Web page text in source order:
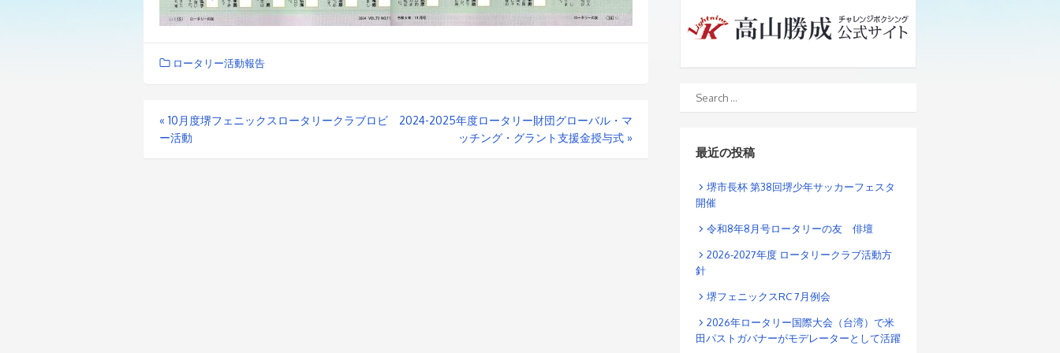
ロータリー活動報告
« 10月度堺フェニックスロータリークラブロビ
ー活動
2024-2025年度ロータリー財団グローバル・マ
ッチング・グラント支援金授与式 »
最近の投稿
堺市長杯 第38回堺少年サッカーフェスタ
開催
令和8年8月号ロータリーの友 俳壇
2026-2027年度 ロータリークラブ活動方
針
堺フェニックスRC 7月例会
2026年ロータリー国際大会（台湾）で米
田パストガバナーがモデレーターとして活躍